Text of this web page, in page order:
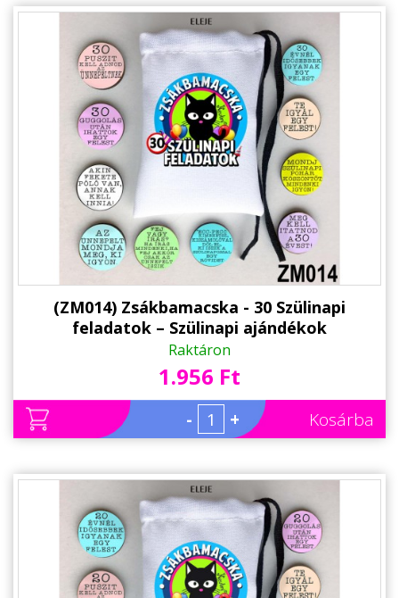
(ZM014) Zsákbamacska - 30 Szülinapi
feladatok – Szülinapi ajándékok
Raktáron
1.956 Ft
- + Kosárba